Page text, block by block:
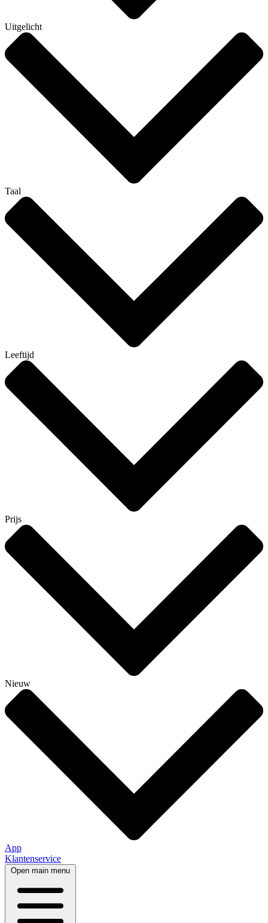
Uitgelicht
Taal
Leeftijd
Prijs
Nieuw
App
Klantenservice
Open main menu